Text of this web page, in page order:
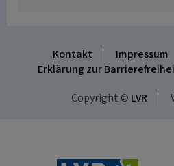
Kontakt Impressum
Erklärung zur
Copyright © LVR